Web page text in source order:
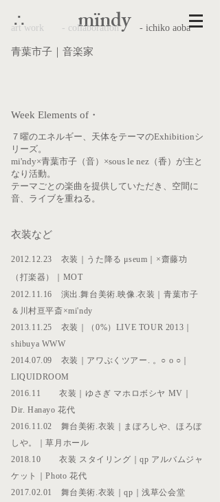
∴ mïndy
art work ​- collaboration - ichiko aoba
青葉市子｜音楽家
​Week Elements of・
７曜のエネルギー、天体をテーマのExhibitionシ
リーズ。
mi'ndy×青葉市子（音）×sous le nez（香）が主と
なり活動。
テーマごとの楽曲を提供していただき、空間に
音、ライブを重ねる。
衣装など
2012.12.23 衣装｜うた降る μseum｜×齋藤功
（打楽器）
｜ MOT
2012.11.16 演出.舞台美術.映像.衣装｜青葉市子
＆川村亘平斎×mi'ndy
​2013.11.25 衣装｜（0%）LIVE TOUR 2013｜
shibuya WWW
2014.07.09 衣装｜アワぶくツアー. 。○ o ○｜
LIQUIDROOM
2016.11 衣装｜ ゆさぎ マホロボシヤ MV｜
Dir. Hanayo 花代
2016.11.02 舞台美術.衣装｜まぼろしや、ほろぼ
しや。｜草月ホール
2018.10 衣装 スタイリング｜qp アルバムジャ
ケット｜Photo 花代
2017.02.01 舞台美術.衣装｜qp｜浅草公会堂